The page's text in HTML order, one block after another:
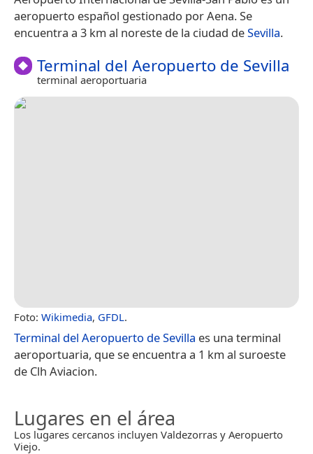
aeropuerto español gestionado por Aena. Se
encuentra a 3 km al noreste de la ciudad deSevilla.
Terminal del Aeropuerto de Sevilla
terminal aeroportuaria
Foto: Wikimedia, GFDL.
Terminal del Aeropuerto de Sevilla es una terminal
aeroportuaria, que se encuentra a 1 km al suroeste
de Clh Aviacion.
Lugares en el área
Los lugares cercanos incluyen Valdezorras y Aeropuerto
Viejo.